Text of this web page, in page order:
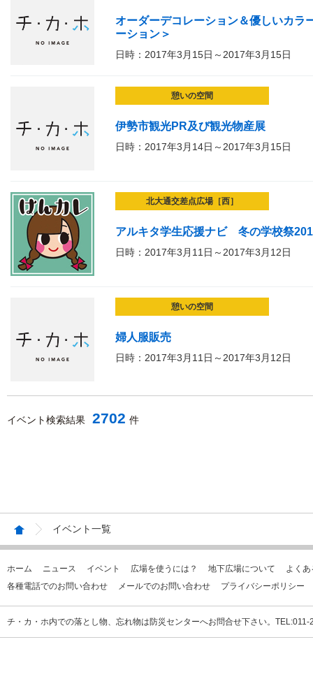
オーダーデコレーション＆優しいカラ
ーション＞
日時：2017年3月15日～2017年3月15日
憩いの空間
伊勢市観光PR及び観光物産展
日時：2017年3月14日～2017年3月15日
北大通交差点広場［西］
アルキタ学生応援ナビ 冬の学校祭
日時：2017年3月11日～2017年3月12日
憩いの空間
婦人服販売
日時：2017年3月11日～2017年3月12日
イベント検索結果 2702 件
イベント一覧
ホーム ニュース イベント 広場を使うには？ 地下広場について
よく
各種電話でのお問い合わせ
メールでのお問い合わせ プライバシーポリシー
チ・カ・ホ内での落とし物、忘れ物は防災センターへお問合せ下さい。